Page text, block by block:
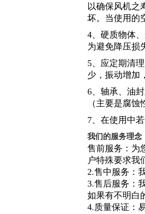
以确保风机之
坏。当使用的
4、硬质物体
为避免降压损
5、应定期清
少，振动增加
6、轴承、油
（主要是腐
7、在使用中
我们的服务理念
售前服务：为
户特殊要求我
2.售中服务：
3.售后服务：
如果有不明白
4.质量保证：